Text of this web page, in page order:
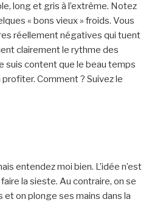
long et gris à l’extrême. Notez
« bons vieux » froids. Vous
réellement négatives qui tuent
clairement le rythme des
suis content que le beau temps
Comment ? Suivez le
entendez moi bien. L’idée n’est
la sieste. Au contraire, on se
on plonge ses mains dans la